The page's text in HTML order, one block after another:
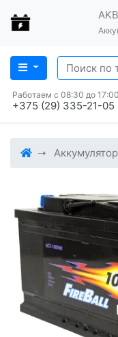
Работаем с 08:30 до 17:00
+375 (29) 335-21-05